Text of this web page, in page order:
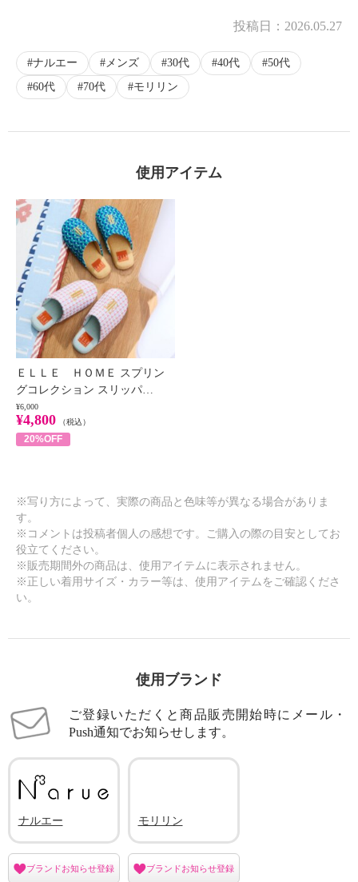
投稿日： 2026.05.27
ナルエー メンズ 30代 40代
50代
60代
70代 モリリン
使用アイテム
ＥＬＬＥ ＨＯＭＥ スプリン
グコレクション スリッパ…
¥6,000
¥4,800 （税込）
20%OFF
※写り方によって、実際の商品と色味等が異なる場合がありま
す。
※コメントは投稿者個人の感想です。ご購入の際の目安としてお
役立てください。
※販売期間外の商品は、使用アイテムに表示されません。
※正しい着用サイズ・カラー等は、使用アイテムをご確認くださ
い。
使用ブランド
ご登録いただくと商品販売開始時にメール・
Push通知でお知らせします。
ナルエー
ブランドお知らせ登録
モリリン
ブランドお知らせ登録